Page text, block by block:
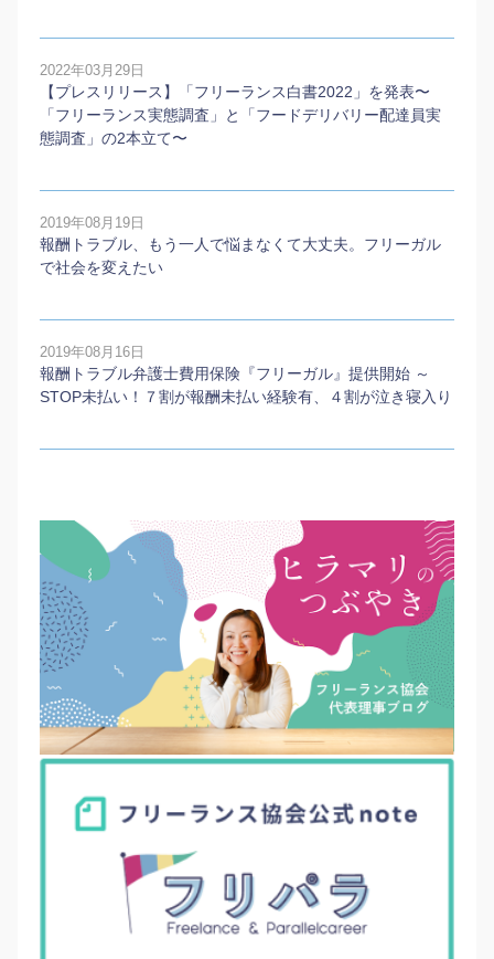
2022年03月29日
【プレスリリース】「フリーランス白書2022」を発表〜
「フリーランス実態調査」と「フードデリバリー配達員実
態調査」の2本⽴て〜
2019年08月19日
報酬トラブル、もう一人で悩まなくて大丈夫。フリーガル
で社会を変えたい
2019年08月16日
報酬トラブル弁護士費用保険『フリーガル』提供開始 ～
STOP未払い！７割が報酬未払い経験有、４割が泣き寝入り